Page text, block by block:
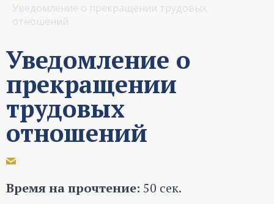
Уведомление о прекращении трудовых
отношений
Уведомление о
прекращении
трудовых
отношений
Время на прочтение: 50 сек.